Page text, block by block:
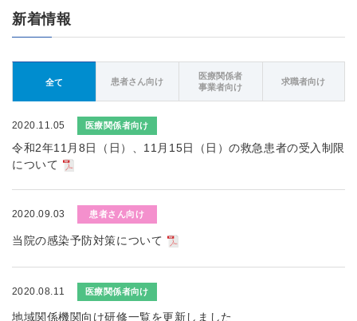
新着情報
全て 患者さん向け
医療関係者
事業者向け
求職者向け
2020.11.05 医療関係者向け
令和2年11月8日（日）、11月15日（日）の救急患者の受入制限
について
2020.09.03 患者さん向け
当院の感染予防対策について
2020.08.11 医療関係者向け
地域関係機関向け研修一覧を更新しました